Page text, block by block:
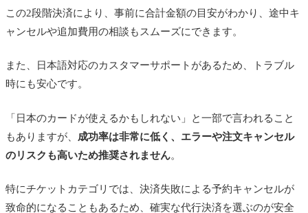
この2段階決済により、事前に合計金額の目安がわかり、途中キ
ャンセルや追加費用の相談もスムーズにできます。
また、日本語対応のカスタマーサポートがあるため、トラブル
時にも安心です。
「日本のカードが使えるかもしれない」と一部で言われること
もありますが、 成功率は非常に低く、エラーや注文キャンセル
のリスクも高いため推奨されません。
特にチケットカテゴリでは、決済失敗による予約キャンセルが
致命的になることもあるため、確実な代行決済を選ぶのが安全